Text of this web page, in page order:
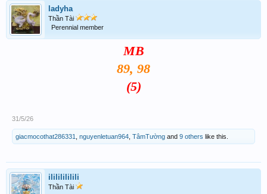
ladyha
Thần Tài
Perennial member
MB
89, 98
(5)
31/5/26
giacmocothat286331 nguyenletuan964 TâmTường and 9 others like this.
ilililililili
Thần Tài